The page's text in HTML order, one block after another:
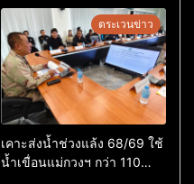
ตระเวนข่าว
เคาะส่งน้ำช่วงแล้ง 68/69 ใช้
น้ำเขื่อนแม่กวงฯ กว่า 110